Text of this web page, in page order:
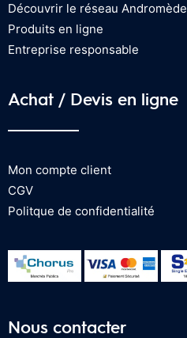
Découvrir le réseau Andromède
Produits en ligne
Entreprise responsable
Achat / Devis en ligne
Mon compte client
CGV
Politque de confidentialité
Nous contacter